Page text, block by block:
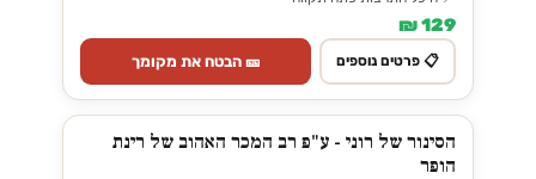
129 ₪
📋 פרטים נוספים 🎫 הבטח את מקומך
הסינור של רוני - ע"פ רב המכר האהוב של רינת
הופר